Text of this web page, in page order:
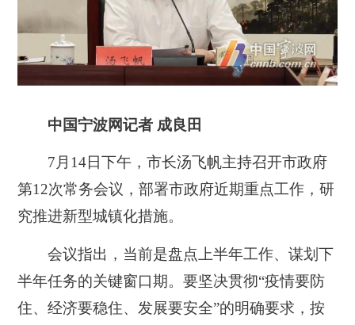
中国宁波网记者 成良田
7月14日下午，市长汤飞帆主持召开市政府
第12次常务会议，部署市政府近期重点工作，研
究推进新型城镇化措施。
会议指出，当前是盘点上半年工作、谋划下
半年任务的关键窗口期。要坚决贯彻“疫情要防
住、经济要稳住、发展要安全”的明确要求，按